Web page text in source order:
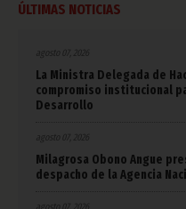
ÚLTIMAS NOTICIAS
agosto 07, 2026
La Ministra Delegada de
compromiso institucional
Desarrollo
agosto 07, 2026
Milagrosa Obono Angue
despacho de la Agencia